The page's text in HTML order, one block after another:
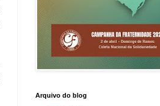
Arquivo do blog